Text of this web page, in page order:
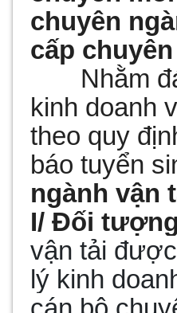
chuyên
cấp
Nhằm
kinh doanh
theo quy
báo tuyển
ngành vận
I/ Đối
vận tải
lý kinh